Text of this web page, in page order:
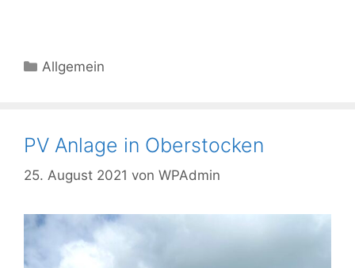
Allgemein
PV Anlage in Oberstocken
25. August 2021 von WPAdmin